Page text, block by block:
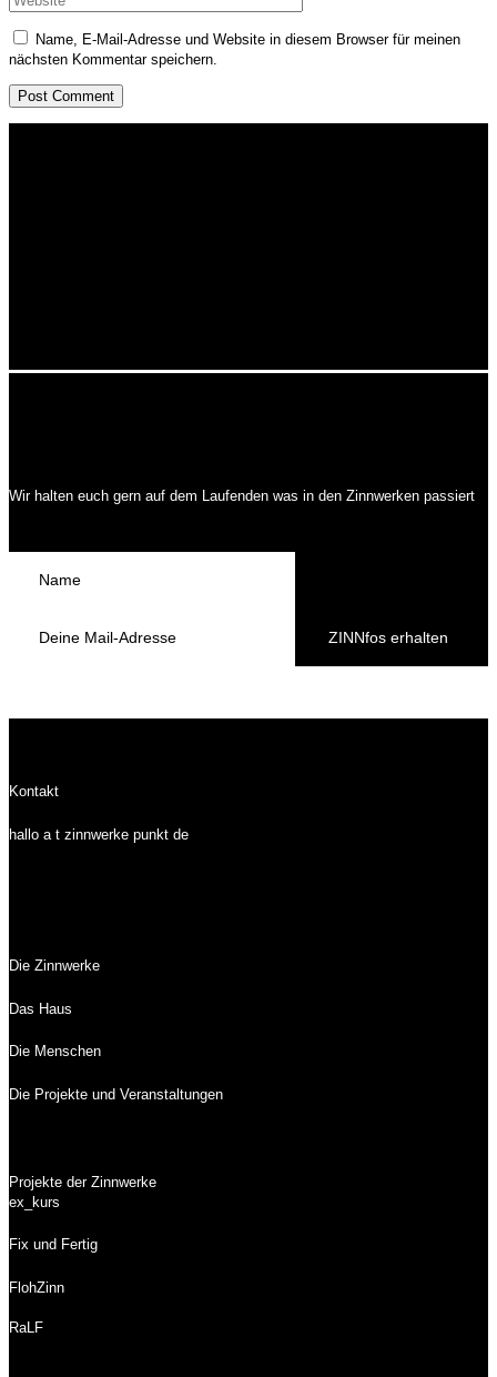
Name, E-Mail-Adresse und Website in diesem Browser für meinen
nächsten Kommentar speichern.
Wir halten euch gern auf dem Laufenden was in den Zinnwerken passiert
ZINNfos erhalten
Kontakt
hallo a t zinnwerke punkt de
Die Zinnwerke
Das Haus
Die Menschen
Die Projekte und Veranstaltungen
Projekte der Zinnwerke
ex_kurs
Fix und Fertig
FlohZinn
RaLF